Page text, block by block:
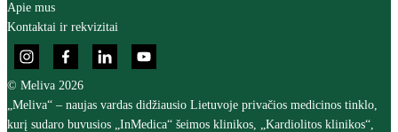
Apie mus
Kontaktai ir rekvizitai
© Meliva 2026
„Meliva“ – naujas vardas didžiausio Lietuvoje privačios medicinos tinklo,
kurį sudaro buvusios „InMedica“ šeimos klinikos, „Kardiolitos klinikos“,